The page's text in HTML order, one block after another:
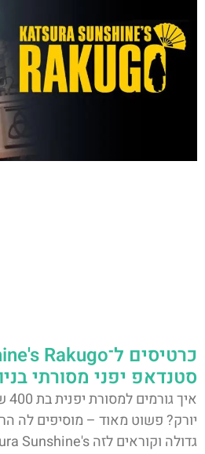
סטנדאפ יפני מסורתי
יורק? פשוט מאוד – מוסיפים לה
גדולה וקוראים לזה Katsura Sunshine's